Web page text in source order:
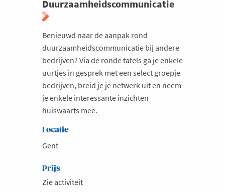
Duurzaamheidscommunicatie
Benieuwd naar de aanpak rond
duurzaamheidscommunicatie bij andere
bedrijven? Via de ronde tafels ga je enkele
uurtjes in gesprek met een select groepje
bedrijven, breid je je netwerk uit en neem
je enkele interessante inzichten
huiswaarts mee.
Locatie
Gent
Prijs
Zie activiteit